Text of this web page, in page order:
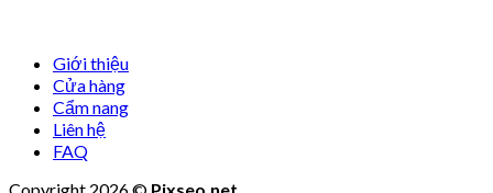
Giới thiệu
Cửa hàng
Cẩm nang
Liên hệ
FAQ